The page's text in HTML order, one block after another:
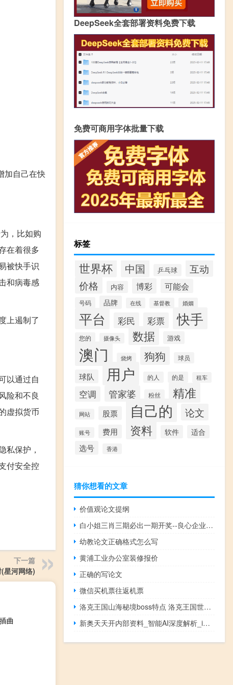
加自己在快
，比如购
在着很多
被快手识
和病毒感
上遏制了
以通过自
险和不良
虚拟货币
私保护，
付安全控
下一篇
星河网络)
曲
DeepSeek全套部署资料免费下载
免费可商用字体批量下载
标签
世界杯 中国 乒乓球
互动
价格
内容 博彩 可能会
号码 品牌 在线 基督教 婚姻
平台 彩民 彩票 快手
您的 摄像头 数据 游戏
澳门 烧烤 狗狗 球员
球队 用户 的人 的是 租车
空调 管家婆 粉丝 精准
网站 股票 自己的 论文
账号 费用 资料 软件 适合
选号 香港
猜你想看的文章
价值观论文提纲
白小姐三肖三期必出一期开奖--良心企业，值得支持--安卓版463.313
幼教论文正确格式怎么写
黄浦工业办公室装修报价
正确的写论文
微信买机票往返机票
洛克王国山海秘境boss特点 洛克王国世界boss
新奥天天开内部资料_智能AI深度解析_iPhone版v11.64.229